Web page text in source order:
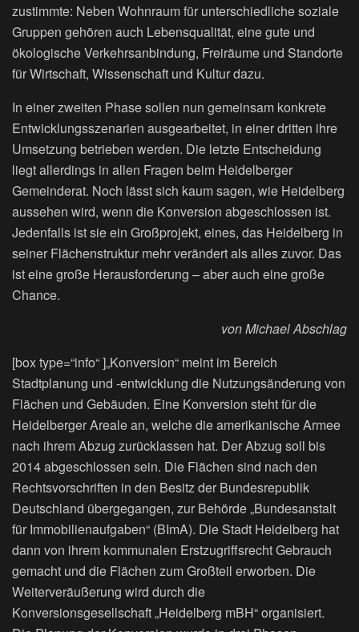
zustimmte: Neben Wohnraum für unterschiedliche soziale
Gruppen gehören auch Lebensqualität, eine gute und
ökologische Verkehrsanbindung, Freiräume und Standorte
für Wirtschaft, Wissenschaft und Kultur dazu.
In einer zweiten Phase sollen nun gemeinsam konkrete
Entwicklungsszenarien ausgearbeitet, in einer dritten ihre
Umsetzung betrieben werden. Die letzte Entscheidung
liegt allerdings in allen Fragen beim Heidelberger
Gemeinderat. Noch lässt sich kaum sagen, wie Heidelberg
aussehen wird, wenn die Konversion abgeschlossen ist.
Jedenfalls ist sie ein Großprojekt, eines, das Heidelberg in
seiner Flächenstruktur mehr verändert als alles zuvor. Das
ist eine große Herausforderung – aber auch eine große
Chance.
von Michael Abschlag
[box type=“info“ ]„Konversion“ meint im Bereich
Stadtplanung und -entwicklung die Nutzungsänderung von
Flächen und Gebäuden. Eine Konversion steht für die
Heidelberger Areale an, welche die amerikanische Armee
nach ihrem Abzug zurücklassen hat. Der Abzug soll bis
2014 abgeschlossen sein. Die Flächen sind nach den
Rechtsvorschriften in den Besitz der Bundesrepublik
Deutschland übergegangen, zur Behörde „Bundesanstalt
für Immobilienaufgaben“ (BImA). Die Stadt Heidelberg hat
dann von ihrem kommunalen Erstzugriffsrecht Gebrauch
gemacht und die Flächen zum Großteil erworben. Die
Weiterveräußerung wird durch die
Konversionsgesellschaft „Heidelberg mBH“ organisiert.